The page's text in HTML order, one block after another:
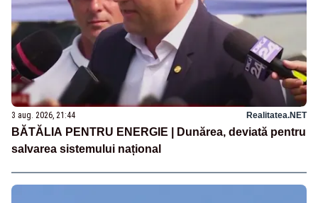
3 aug. 2026, 21:44 Realitatea.NET
BĂTĂLIA PENTRU ENERGIE | Dunărea, deviată pentru
salvarea sistemului național